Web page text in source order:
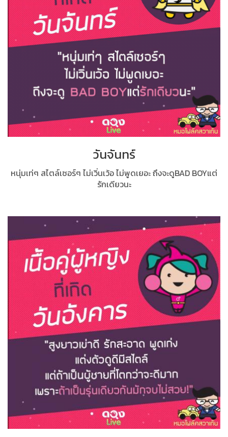
วันจันทร์
หนุ่มเท่ๆ สไตล์เซอร์ๆ ไม่เวิ่นเว้อ ไม่พูดเยอะ ถึงจะดูBAD BOYแต่
รักเดียวนะ